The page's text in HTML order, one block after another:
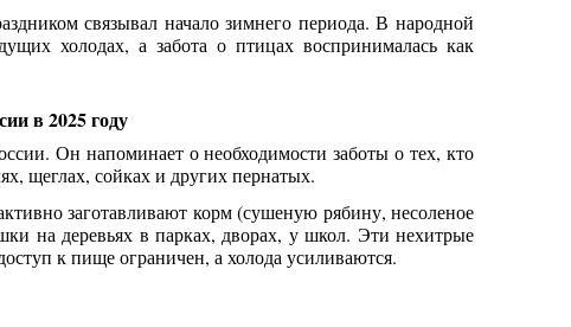
связывал начало зимнего периода. В народной
холодах, а забота о птицах воспринималась как
в 2025 году
Он напоминает о необходимости заботы о тех, кто
щеглах, сойках и других пернатых.
заготавливают корм (сушеную рябину, несоленое
на деревьях в парках, дворах, у школ. Эти нехитрые
к пище ограничен, а холода усиливаются.